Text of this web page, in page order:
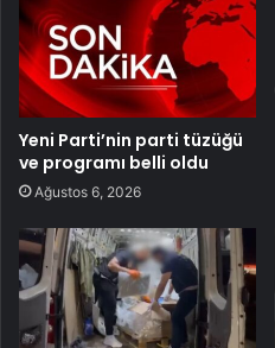
Yeni Parti’nin parti tüzüğü
ve programı belli oldu
Ağustos 6, 2026